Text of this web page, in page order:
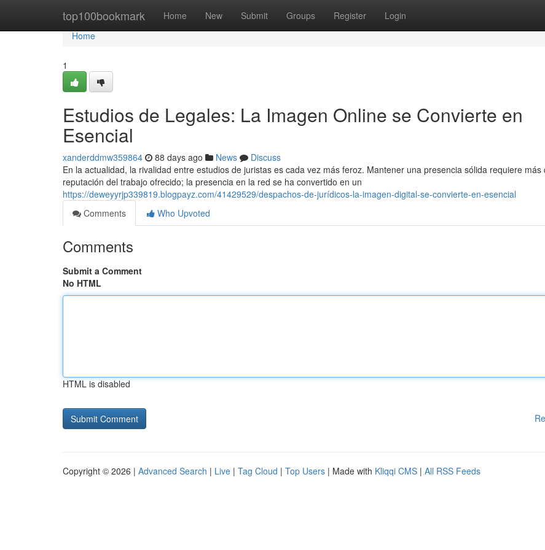
top100bookmark Home New Submit Groups Register Login
Home
Home
1
Estudios de Legales: La Imagen Online se Convierte en
Esencial
xanderddmw359864 88 days ago News
Discuss
En la actualidad, la rivalidad entre estudios de juristas es cada vez más feroz. Mantener una presencia sólida requiere más
reputación del trabajo ofrecido; la presencia en la red se ha convertido en un
https://deweyyrjp339819.blogpayz.com/41429529/despachos-de-jurídicos-la-imagen-digital-se-convierte-en-esencial
Comments
Who Upvoted
Comments
Submit a Comment
No HTML
HTML is disabled
Copyright © 2026 | Advanced Search | Live | Tag Cloud | Top Users | Made with Kliqqi CMS | All RSS Feeds